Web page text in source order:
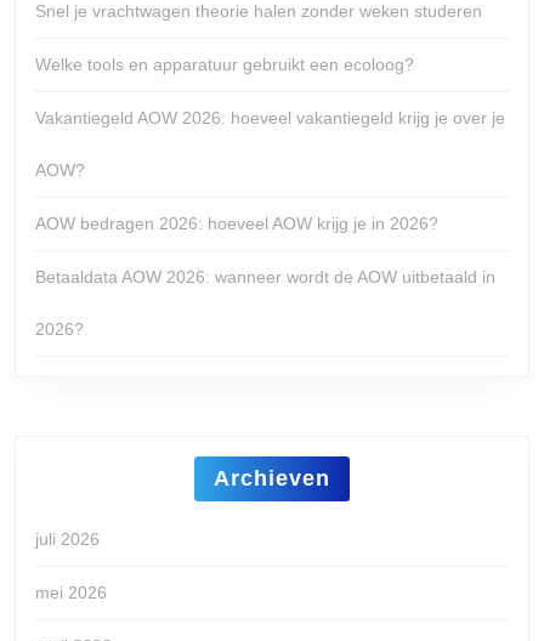
Snel je vrachtwagen theorie halen zonder weken studeren
Welke tools en apparatuur gebruikt een ecoloog?
Vakantiegeld AOW 2026: hoeveel vakantiegeld krijg je over je
AOW?
AOW bedragen 2026: hoeveel AOW krijg je in 2026?
Betaaldata AOW 2026: wanneer wordt de AOW uitbetaald in
2026?
Archieven
juli 2026
mei 2026